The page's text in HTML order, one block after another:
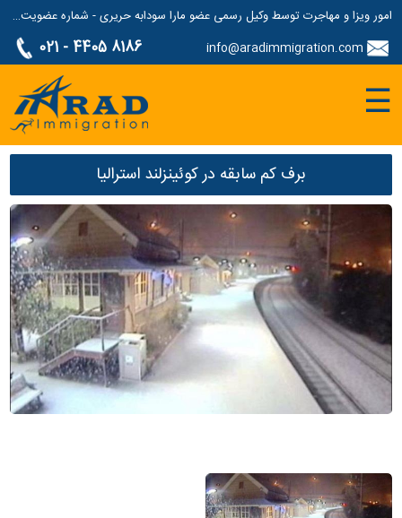
امور ویزا و مهاجرت توسط وکیل رسمی عضو مارا سودابه حریری - شماره عضویت مارا: 1687507
021 - 4405 8186 info@aradimmigration.com
☰
برف کم سابقه در کوئینزلند استرالیا